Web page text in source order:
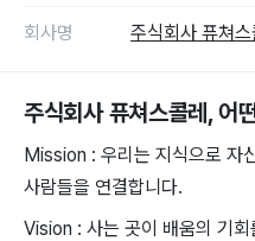
주식회사 퓨쳐스콜레 , 어
Mission : ​우리는 ​지식으로 ​자
사람들을 연결합니다.
Vision ​: ​사는 곳이 ​배움의 기
회사명 주식회사 퓨쳐스